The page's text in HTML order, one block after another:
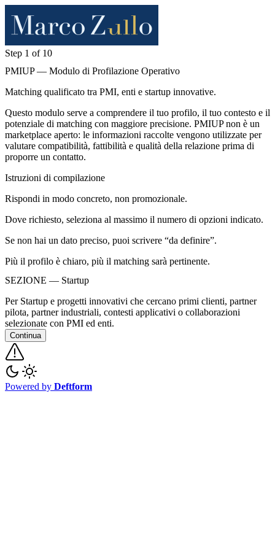
Step 1 of 10
PMIUP — Modulo di Profilazione Operativo
Matching qualificato tra PMI, enti e startup innovative.
Questo modulo serve a comprendere il tuo profilo, il tuo contesto e il
potenziale di matching con maggiore precisione. PMIUP non è un
marketplace aperto: le informazioni raccolte vengono utilizzate per
valutare compatibilità, fattibilità e qualità della relazione prima di
proporre un contatto.
Istruzioni di compilazione
Rispondi in modo concreto, non promozionale.
Dove richiesto, seleziona al massimo il numero di opzioni indicato.
Se non hai un dato preciso, puoi scrivere “da definire”.
Più il profilo è chiaro, più il matching sarà pertinente.
SEZIONE — Startup
Per Startup e progetti innovativi che cercano primi clienti, partner
pilota, partner industriali, contesti applicativi o collaborazioni
selezionate con PMI ed enti.
Continua
Powered by Deftform